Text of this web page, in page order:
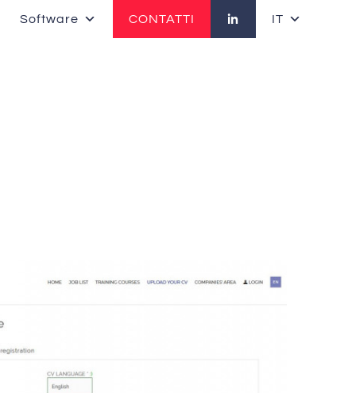
Software CONTATTI IT